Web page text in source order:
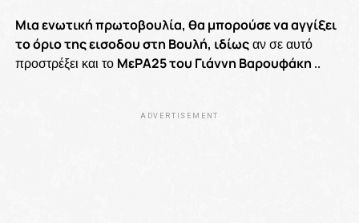
Μια ενωτική πρωτοβουλία, θα μπορούσε να αγγίξει
το όριο της εισοδου στη Βουλή, ιδίωςαν σε αυτό
προστρέξει και το ΜεΡΑ25 του Γιάννη Βαρουφάκη ..
ADVERTISEMENT